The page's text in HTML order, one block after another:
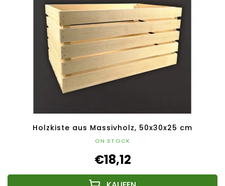
Holzkiste aus Massivholz, 50x30x25 cm
ON STOCK
€18,12